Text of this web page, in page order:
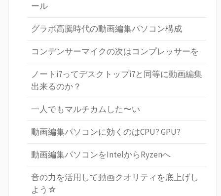
ール
グラボ高騰時代の動画編集パソコン構成
コンデンサーマイクの次はコンプレッサーを
ノートi7ってデスクトップi7と同等に動画編集
出来るのか？
一人でもマルチカムした〜い
動画編集パソコンに効くのはCPU? GPU?
動画編集パソコンをIntelからRyzenへ
音の力を活用して動画クオリティを底上げし
よう☆